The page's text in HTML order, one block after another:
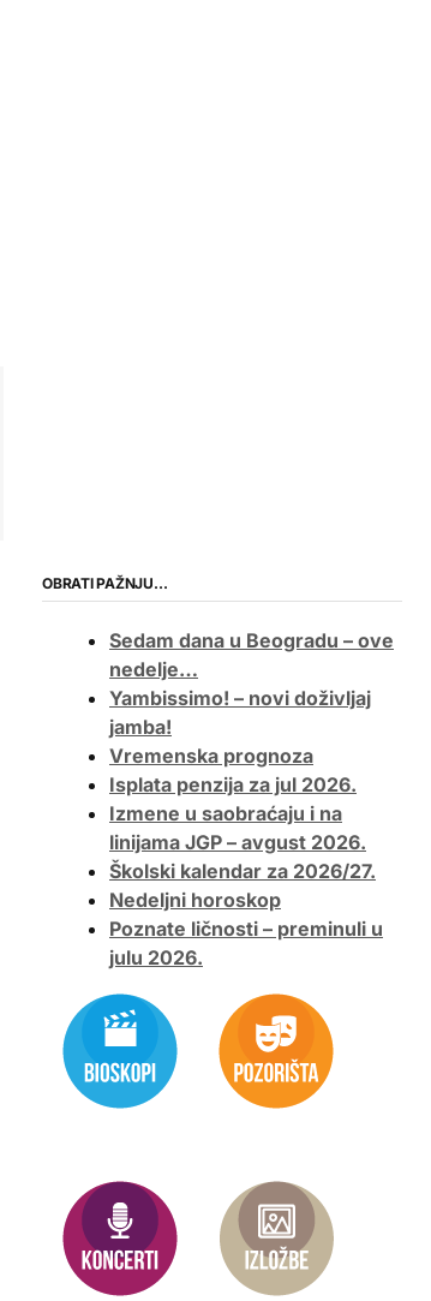
OBRATI PAŽNJU…
Sedam dana u Beogradu – ove
nedelje…
Yambissimo! – novi doživljaj
jamba!
Vremenska prognoza
Isplata penzija za jul 2026.
Izmene u saobraćaju i na
linijama JGP – avgust 2026.
Školski kalendar za 2026/27.
Nedeljni horoskop
Poznate ličnosti – preminuli u
julu 2026.